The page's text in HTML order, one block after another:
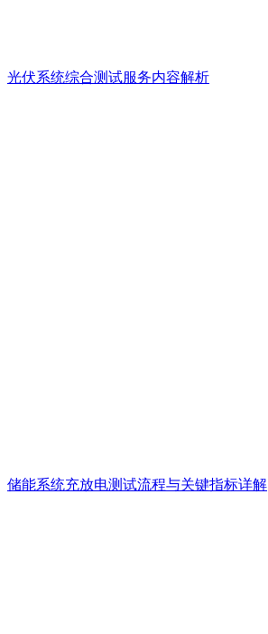
光伏系统综合测试服务内容解析
储能系统充放电测试流程与关键指标详解